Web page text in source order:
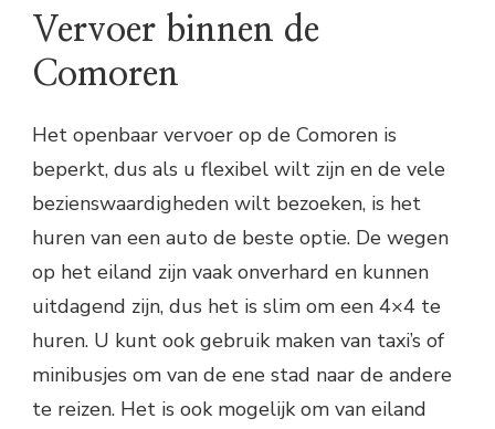
Vervoer binnen de
Comoren
Het openbaar vervoer op de Comoren is
beperkt, dus als u flexibel wilt zijn en de vele
bezienswaardigheden wilt bezoeken, is het
huren van een auto de beste optie. De wegen
op het eiland zijn vaak onverhard en kunnen
uitdagend zijn, dus het is slim om een 4×4 te
huren. U kunt ook gebruik maken van taxi’s of
minibusjes om van de ene stad naar de andere
te reizen. Het is ook mogelijk om van eiland